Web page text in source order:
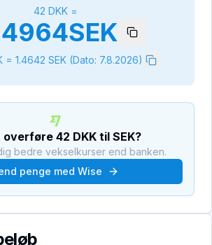
42 DKK=
SEK
= 1.4642 SEK(Dato: 7.8.2026)
overføre 42 DKKtil SEK?
bedre vekselkurser end banken.
penge med Wise